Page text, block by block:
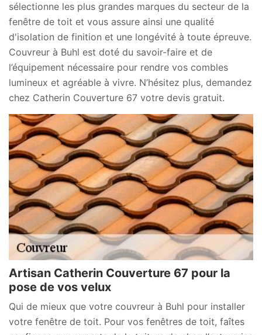
sélectionne les plus grandes marques du secteur de la
fenêtre de toit et vous assure ainsi une qualité
d'isolation de finition et une longévité à toute épreuve.
Couvreur à Buhl est doté du savoir-faire et de
l’équipement nécessaire pour rendre vos combles
lumineux et agréable à vivre. N’hésitez plus, demandez
chez Catherin Couverture 67 votre devis gratuit.
Artisan Catherin Couverture 67 pour la
pose de vos velux
Qui de mieux que votre couvreur à Buhl pour installer
votre fenêtre de toit. Pour vos fenêtres de toit, faîtes